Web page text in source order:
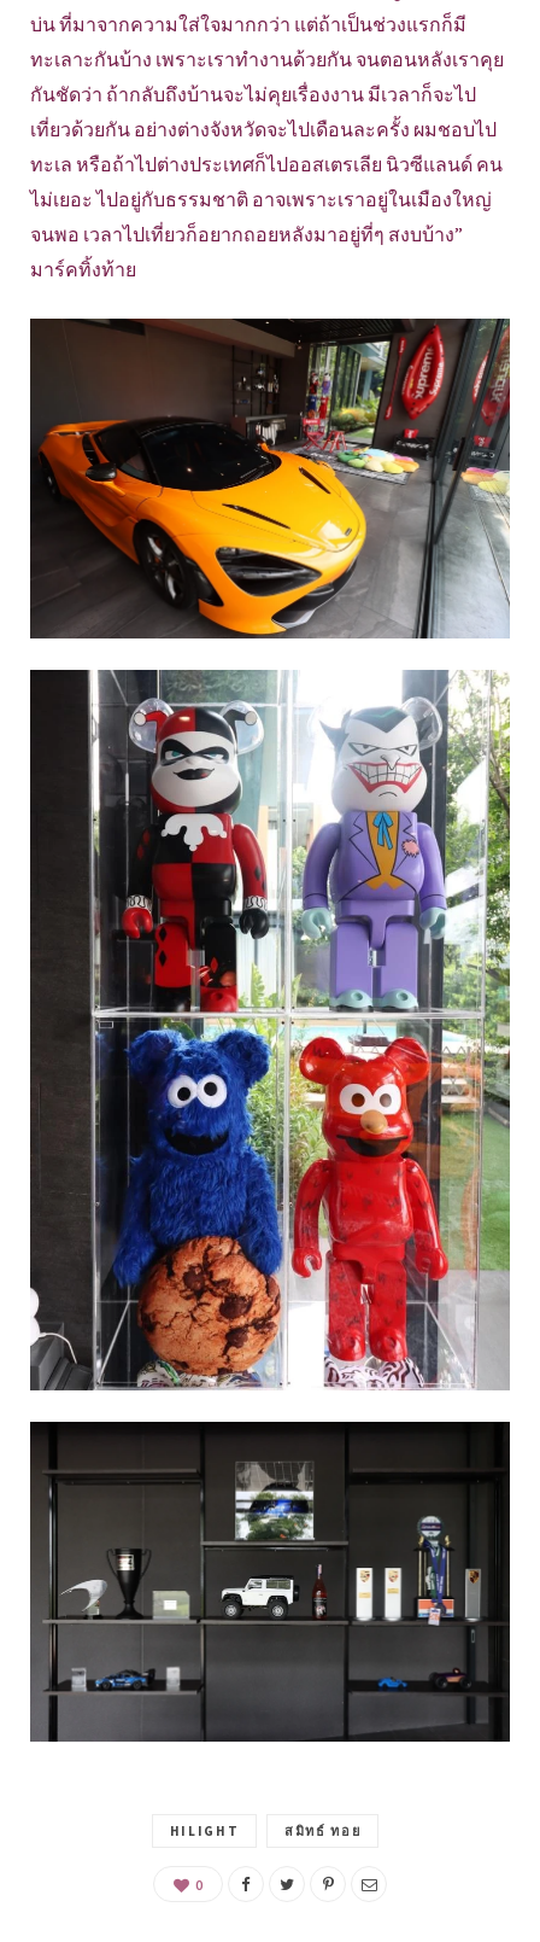
บ่น ที่มาจากความใส่ใจมากกว่า แต่ถ้าเป็นช่วงแรกก็มี
ทะเลาะกันบ้าง เพราะเราทำงานด้วยกัน จนตอนหลังเราคุย
กันชัดว่า ถ้ากลับถึงบ้านจะไม่คุยเรื่องงาน มีเวลาก็จะไป
เที่ยวด้วยกัน อย่างต่างจังหวัดจะไปเดือนละครั้ง ผมชอบไป
ทะเล หรือถ้าไปต่างประเทศก็ไปออสเตรเลีย นิวซีแลนด์ คน
ไม่เยอะ ไปอยู่กับธรรมชาติ อาจเพราะเราอยู่ในเมืองใหญ่
จนพอ เวลาไปเที่ยวก็อยากถอยหลังมาอยู่ที่ๆ สงบบ้าง”
มาร์คทิ้งท้าย
HILIGHT สมิทธ์ ทอย
0